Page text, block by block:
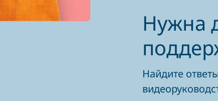
Нужна
Найдите